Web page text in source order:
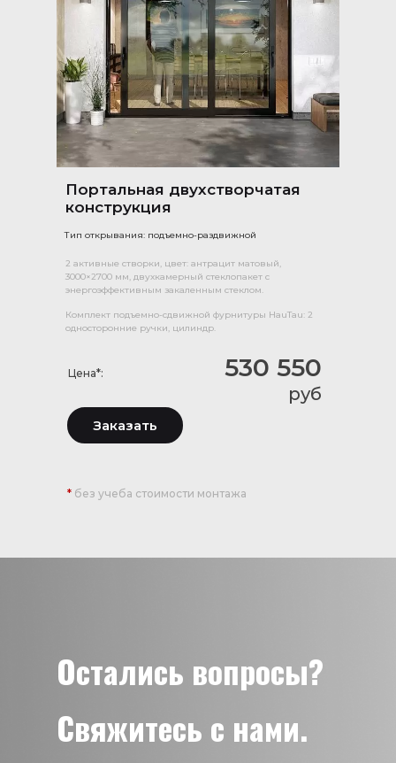
530 550
руб
Портальная двухстворчатая
конструкция
Тип открывания: подъемно-раздвижной
2 активные створки, цвет: антрацит матовый,
3000×2700 мм, двухкамерный стеклопакет с
энергоэффективным закаленным стеклом.
Комплект подъемно-сдвижной фурнитуры HauTau: 2
односторонние ручки, цилиндр.
Цена*:
Заказать
* без учеба стоимости монтажа
Остались вопросы?
Свяжитесь с нами.